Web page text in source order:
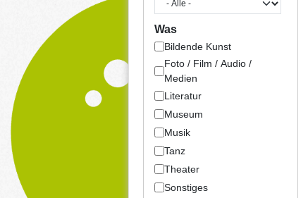
Was
Bildende Kunst
Foto / Film / Audio /
Medien
Literatur
Museum
Musik
Tanz
Theater
Sonstiges